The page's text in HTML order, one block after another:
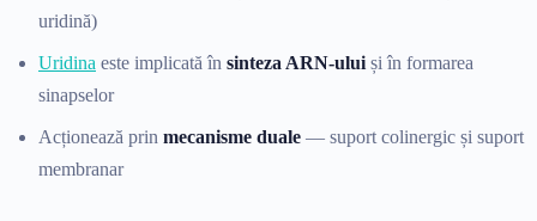
uridină)
Uridina este implicată în sinteza ARN-ului și în formarea
sinapselor
Acționează prin mecanisme duale — suport colinergic și suport
membranar